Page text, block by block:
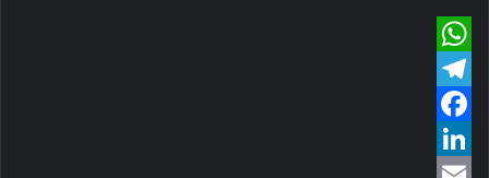
W
h
a
t
T
eF
aL